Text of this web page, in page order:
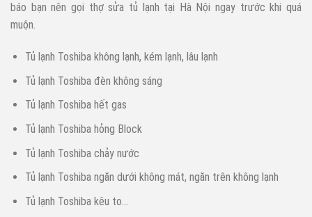
báo bạn nên gọi thợ sửa tủ lạnh tại Hà Nội ngay trước khi quá
muộn.
Tủ lạnh Toshiba không lạnh, kém lạnh, lâu lạnh
Tủ lạnh Toshiba đèn không sáng
Tủ lạnh Toshiba hết gas
Tủ lạnh Toshiba hỏng Block
Tủ lạnh Toshiba chảy nước
Tủ lạnh Toshiba ngăn dưới không mát, ngăn trên không lạnh
Tủ lạnh Toshiba kêu to…